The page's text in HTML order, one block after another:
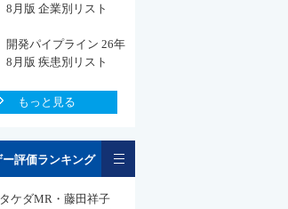
8月版 企業別リスト
開発パイプライン 26年
8月版 疾患別リスト
もっと見る
ー評価ランキング
ケダMR・藤田祥子